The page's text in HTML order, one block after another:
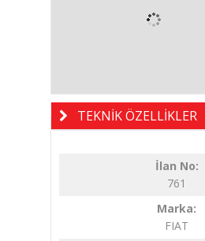
TEKNİK ÖZELLİKLER
İlan No:
761
Marka:
FIAT